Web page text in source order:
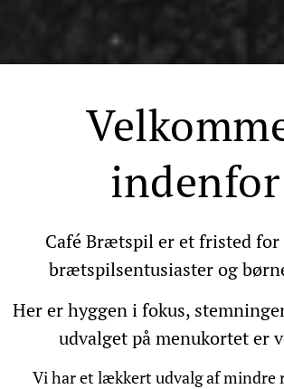
Café Brætspil er et fristed for
brætspilsentusiaster og
Her er hyggen i fokus,
udvalget på menukortet er
Vi har et lækkert udvalg af mindre